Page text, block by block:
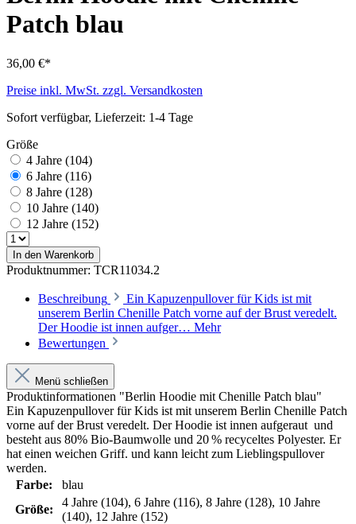
Patch blau
36,00 €*
Preise inkl. MwSt. zzgl. Versandkosten
Sofort verfügbar, Lieferzeit: 1-4 Tage
Größe
4 Jahre (104)
6 Jahre (116)
8 Jahre (128)
10 Jahre (140)
12 Jahre (152)
In den Warenkorb
Produktnummer: TCR11034.2
Beschreibung
Ein Kapuzenpullover für Kids ist mit
unserem Berlin Chenille Patch vorne auf der Brust veredelt.
Der Hoodie ist innen aufger… Mehr
Bewertungen
Menü schließen
Produktinformationen "Berlin Hoodie mit Chenille Patch blau"
Ein Kapuzenpullover für Kids ist mit unserem Berlin Chenille Patch
vorne auf der Brust veredelt. Der Hoodie ist innen aufgeraut und
besteht aus 80% Bio-Baumwolle und 20 % recyceltes Polyester. Er
hat einen weichen Griff. und kann leicht zum Lieblingspullover
werden.
Farbe:
blau
Größe:
4 Jahre (104), 6 Jahre (116), 8 Jahre (128), 10 Jahre
(140), 12 Jahre (152)